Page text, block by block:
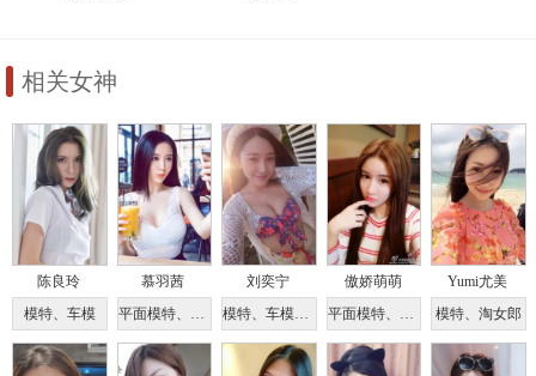
相关女神
陈良玲
模特、车模
慕羽茜
平面模特、歌手、演员
刘奕宁
模特、车模、足球宝贝
傲娇萌萌
平面模特、Coser、主播
Yumi尤美
模特、淘女郎